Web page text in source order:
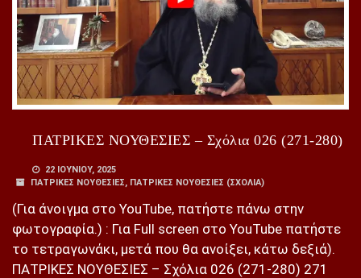
ΠΑΤΡΙΚΕΣ ΝΟΥΘΕΣΙΕΣ – Σχόλια 026 (271-280)
22 ΙΟΥΝΊΟΥ, 2025
ΠΑΤΡΙΚΕΣ ΝΟΥΘΕΣΙΕΣ, ΠΑΤΡΙΚΕΣ ΝΟΥΘΕΣΙΕΣ (ΣΧΌΛΙΑ)
(Για άνοιγμα στο YouTube, πατήστε πάνω στην
φωτογραφία.) : Για Full screen στο YouTube πατήστε
το τετραγωνάκι, μετά που θα ανοίξει, κάτω δεξιά).
ΠΑΤΡΙΚΕΣ ΝΟΥΘΕΣΙΕΣ – Σχόλια 026 (271-280) 271